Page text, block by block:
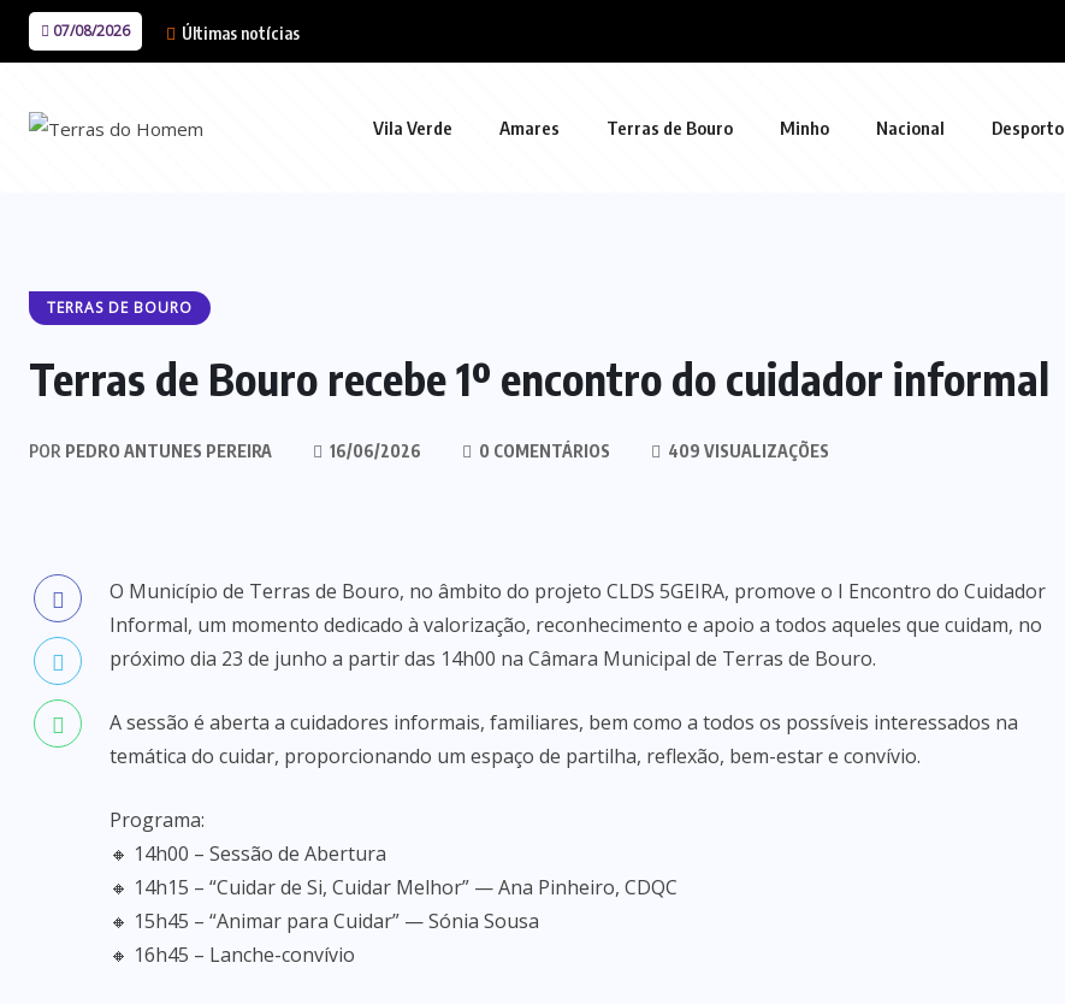
07/08/2026 Últimas notícias
Vila Verde Amares Terras de Bouro Minho Nacional Desporto
TERRAS DE BOURO
Terras de Bouro recebe 1º encontro do cuidador informal
POR PEDRO ANTUNES PEREIRA 16/06/2026 0 COMENTÁRIOS 409 VISUALIZAÇÕES
O Município de Terras de Bouro, no âmbito do projeto CLDS 5GEIRA, promove o I Encontro do Cuidador
Informal, um momento dedicado à valorização, reconhecimento e apoio a todos aqueles que cuidam, no
próximo dia 23 de junho a partir das 14h00 na Câmara Municipal de Terras de Bouro.
A sessão é aberta a cuidadores informais, familiares, bem como a todos os possíveis interessados na
temática do cuidar, proporcionando um espaço de partilha, reflexão, bem-estar e convívio.
Programa:
🔸 14h00 – Sessão de Abertura
🔸 14h15 – “Cuidar de Si, Cuidar Melhor” — Ana Pinheiro, CDQC
🔸 15h45 – “Animar para Cuidar” — Sónia Sousa
🔸 16h45 – Lanche-convívio